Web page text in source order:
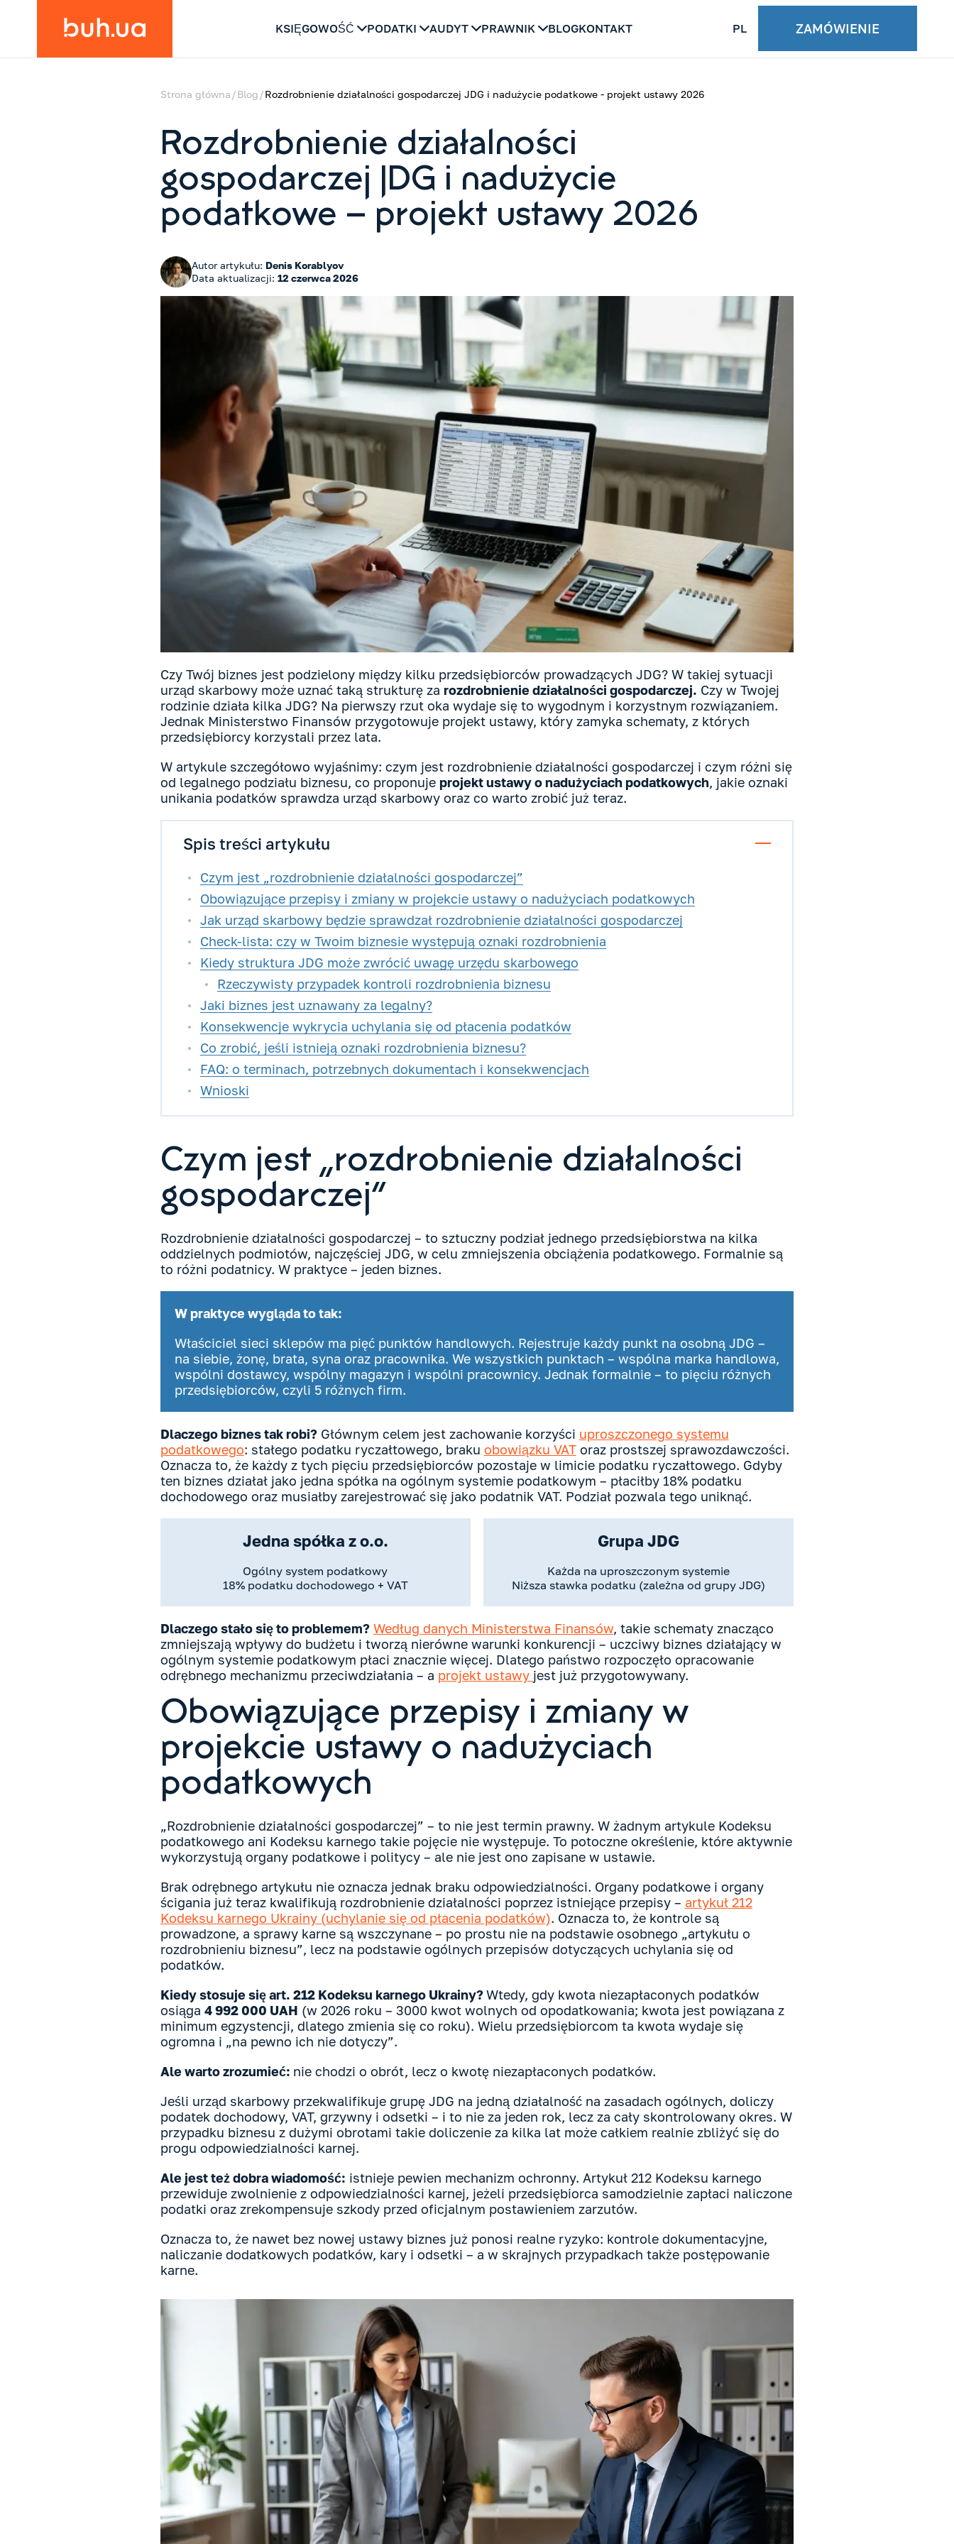
KSIĘGOWOŚĆ PODATKI AUDYT PRAWNIK BLOGKONTAKT PL ZAMÓWIENIE
Strona główna Blog Rozdrobnienie działalności gospodarczej JDG i nadużycie podatkowe - projekt ustawy 2026
Rozdrobnienie działalności
gospodarczej JDG i nadużycie
podatkowe – projekt ustawy 2026
Autor artykułu: Denis Korablyov
Data aktualizacji: 12 czerwca 2026
Czy Twój biznes jest podzielony między kilku przedsiębiorców prowadzących JDG? W takiej sytuacji
urząd skarbowy może uznać taką strukturę za rozdrobnienie działalności gospodarczej. Czy w Twojej
rodzinie działa kilka JDG? Na pierwszy rzut oka wydaje się to wygodnym i korzystnym rozwiązaniem.
Jednak Ministerstwo Finansów przygotowuje projekt ustawy, który zamyka schematy, z których
przedsiębiorcy korzystali przez lata.
W artykule szczegółowo wyjaśnimy: czym jest rozdrobnienie działalności gospodarczej i czym różni się
od legalnego podziału biznesu, co proponuje projekt ustawy o nadużyciach podatkowych, jakie oznaki
unikania podatków sprawdza urząd skarbowy oraz co warto zrobić już teraz.
Spis treści artykułu
Czym jest „rozdrobnienie działalności gospodarczej”
Obowiązujące przepisy i zmiany w projekcie ustawy o nadużyciach podatkowych
Jak urząd skarbowy będzie sprawdzał rozdrobnienie działalności gospodarczej
Check-lista: czy w Twoim biznesie występują oznaki rozdrobnienia
Kiedy struktura JDG może zwrócić uwagę urzędu skarbowego
Rzeczywisty przypadek kontroli rozdrobnienia biznesu
Jaki biznes jest uznawany za legalny?
Konsekwencje wykrycia uchylania się od płacenia podatków
Co zrobić, jeśli istnieją oznaki rozdrobnienia biznesu?
FAQ: o terminach, potrzebnych dokumentach i konsekwencjach
Wnioski
Czym jest „rozdrobnienie działalności
gospodarczej”
Rozdrobnienie działalności gospodarczej – to sztuczny podział jednego przedsiębiorstwa na kilka
oddzielnych podmiotów, najczęściej JDG, w celu zmniejszenia obciążenia podatkowego. Formalnie są
to różni podatnicy. W praktyce – jeden biznes.
W praktyce wygląda to tak:
Właściciel sieci sklepów ma pięć punktów handlowych. Rejestruje każdy punkt na osobną JDG –
na siebie, żonę, brata, syna oraz pracownika. We wszystkich punktach – wspólna marka handlowa,
wspólni dostawcy, wspólny magazyn i wspólni pracownicy. Jednak formalnie – to pięciu różnych
przedsiębiorców, czyli 5 różnych firm.
Dlaczego biznes tak robi?Głównym celem jest zachowanie korzyści uproszczonego systemu
podatkowego: stałego podatku ryczałtowego, braku obowiązku VAToraz prostszej sprawozdawczości.
Oznacza to, że każdy z tych pięciu przedsiębiorców pozostaje w limicie podatku ryczałtowego. Gdyby
ten biznes działał jako jedna spółka na ogólnym systemie podatkowym – płaciłby 18% podatku
dochodowego oraz musiałby zarejestrować się jako podatnik VAT. Podział pozwala tego uniknąć.
Jedna spółka z o.o.
Ogólny system podatkowy
18% podatku dochodowego + VAT
Grupa JDG
Każda na uproszczonym systemie
Niższa stawka podatku (zależna od grupy JDG)
Dlaczego stało się to problemem? Według danych Ministerstwa Finansów, takie schematy znacząco
zmniejszają wpływy do budżetu i tworzą nierówne warunki konkurencji – uczciwy biznes działający w
ogólnym systemie podatkowym płaci znacznie więcej. Dlatego państwo rozpoczęło opracowanie
odrębnego mechanizmu przeciwdziałania – a projekt ustawy jest już przygotowywany.
Obowiązujące przepisy i zmiany w
projekcie ustawy o nadużyciach
podatkowych
„Rozdrobnienie działalności gospodarczej” – to nie jest termin prawny. W żadnym artykule Kodeksu
podatkowego ani Kodeksu karnego takie pojęcie nie występuje. To potoczne określenie, które aktywnie
wykorzystują organy podatkowe i politycy – ale nie jest ono zapisane w ustawie.
Brak odrębnego artykułu nie oznacza jednak braku odpowiedzialności. Organy podatkowe i organy
ścigania już teraz kwalifikują rozdrobnienie działalności poprzez istniejące przepisy – artykuł 212
Kodeksu karnego Ukrainy (uchylanie się od płacenia podatków). Oznacza to, że kontrole są
prowadzone, a sprawy karne są wszczynane – po prostu nie na podstawie osobnego „artykułu o
rozdrobnieniu biznesu”, lecz na podstawie ogólnych przepisów dotyczących uchylania się od
podatków.
Kiedy stosuje się art. 212 Kodeksu karnego Ukrainy?Wtedy, gdy kwota niezapłaconych podatków
osiąga 4 992 000 UAH (w 2026 roku – 3000 kwot wolnych od opodatkowania; kwota jest powiązana z
minimum egzystencji, dlatego zmienia się co roku). Wielu przedsiębiorcom ta kwota wydaje się
ogromna i „na pewno ich nie dotyczy”.
Ale warto zrozumieć: nie chodzi o obrót, lecz o kwotę niezapłaconych podatków.
Jeśli urząd skarbowy przekwalifikuje grupę JDG na jedną działalność na zasadach ogólnych, doliczy
podatek dochodowy, VAT, grzywny i odsetki – i to nie za jeden rok, lecz za cały skontrolowany okres. W
przypadku biznesu z dużymi obrotami takie doliczenie za kilka lat może całkiem realnie zbliżyć się do
progu odpowiedzialności karnej.
Ale jest też dobra wiadomość: istnieje pewien mechanizm ochronny. Artykuł 212 Kodeksu karnego
przewiduje zwolnienie z odpowiedzialności karnej, jeżeli przedsiębiorca samodzielnie zapłaci naliczone
podatki oraz zrekompensuje szkody przed oficjalnym postawieniem zarzutów.
Oznacza to, że nawet bez nowej ustawy biznes już ponosi realne ryzyko: kontrole dokumentacyjne,
naliczanie dodatkowych podatków, kary i odsetki – a w skrajnych przypadkach także postępowanie
karne.